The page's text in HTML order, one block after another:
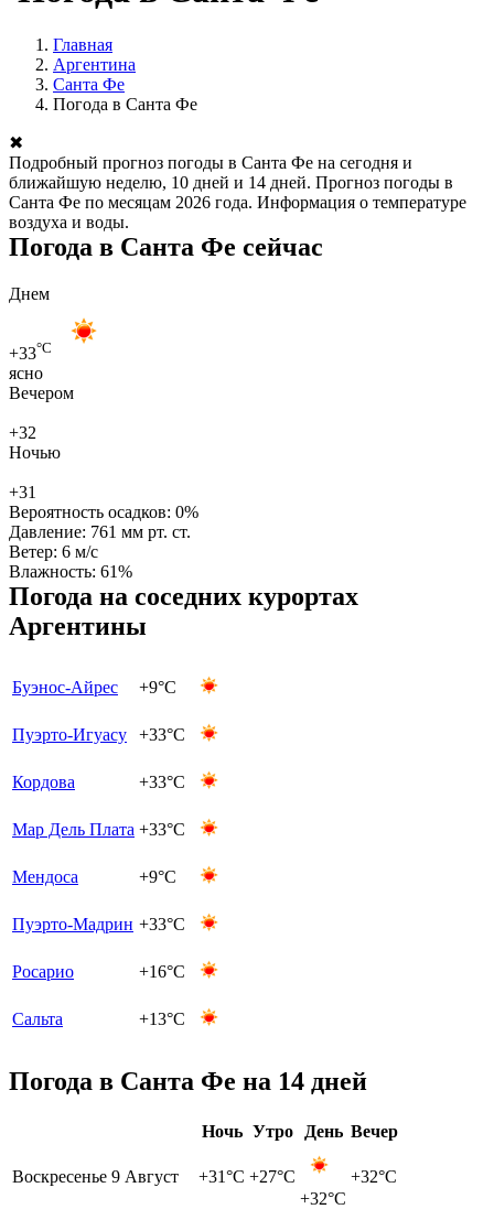
Главная
Аргентина
Санта Фе
Погода в Санта Фе
✖
Подробный прогноз погоды в Санта Фе на сегодня и
ближайшую неделю, 10 дней и 14 дней. Прогноз погоды в
Санта Фе по месяцам 2026 года. Информация о температуре
воздуха и воды.
Погода в Санта Фе сейчас
Днем
+33°C
ясно
Вечером
+32
Ночью
+31
Вероятность осадков: 0%
Давление: 761 мм рт. ст.
Ветер: 6 м/с
Влажность: 61%
Погода на соседних курортах
Аргентины
Буэнос-Айрес +9°C
Пуэрто-Игуасу +33°C
Кордова +33°C
Мар Дель Плата +33°C
Мендоса +9°C
Пуэрто-Мадрин +33°C
Росарио +16°C
Сальта +13°C
Погода в Санта Фе на 14 дней
Ночь Утро День Вечер
Воскресенье 9 Август +31°C +27°C
+32°C
+32°C